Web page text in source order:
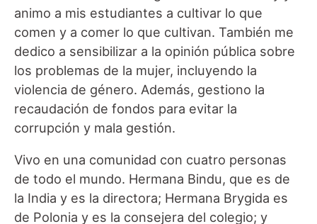
animo a mis estudiantes a cultivar lo que
comen y a comer lo que cultivan. También me
dedico a sensibilizar a la opinión pública sobre
los problemas de la mujer, incluyendo la
violencia de género. Además, gestiono la
recaudación de fondos para evitar la
corrupción y mala gestión.
Vivo en una comunidad con cuatro personas
de todo el mundo. Hermana Bindu, que es de
la India y es la directora; Hermana Brygida es
de Polonia y es la consejera del colegio; y